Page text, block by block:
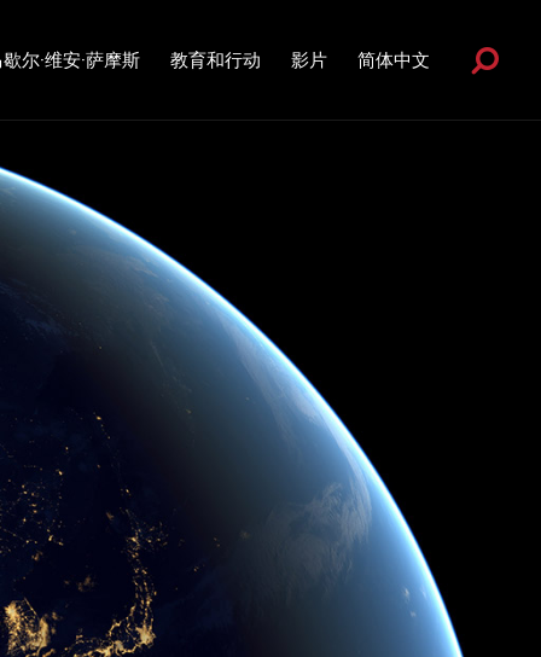
尔·维安·萨摩斯 教育和行动 影片 简体中文
Sök